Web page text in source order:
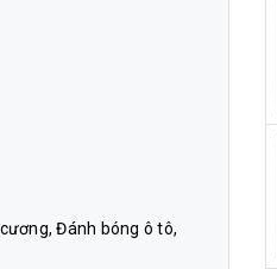
Đánh bóng ô tô,